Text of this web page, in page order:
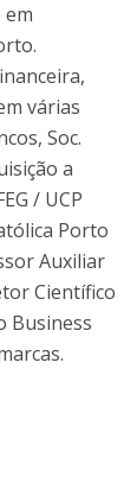
várias
Soc.
a
/ UCP
Porto
Auxiliar
Científico
Business